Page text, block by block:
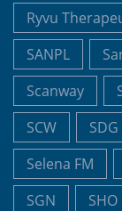
Ryvu
SANPL
Scanway
SCW
SDG
Selena FM
SGN
SHO